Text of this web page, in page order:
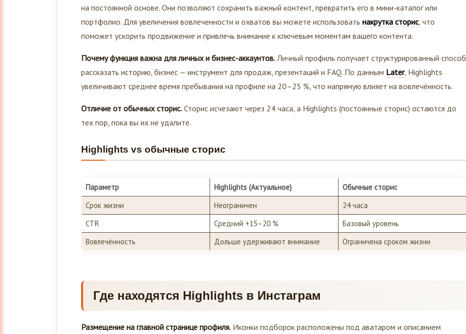
на постоянной основе. Они позволяют сохранить важный контент, превратить его в мини-каталог или
портфолио. Для увеличения вовлеченности и охватов вы можете использовать накрутка сторис, что
поможет ускорить продвижение и привлечь внимание к ключевым моментам вашего контента.
Почему функция важна для личных и бизнес-аккаунтов. Личный профиль получает структурированный способ
рассказать историю, бизнес — инструмент для продаж, презентаций и FAQ. По данным Later, Highlights
увеличивают среднее время пребывания на профиле на 20–25 %, что напрямую влияет на вовлечённость.
Отличие от обычных сторис. Сторис исчезают через 24 часа, а Highlights (постоянные сторис) остаются до
тех пор, пока вы их не удалите.
Highlights vs обычные сторис
Параметр Highlights (Актуальное)
Обычные сторис
Срок жизни
Неограничен
24 часа
CTR
Средний +15–20 %
Базовый уровень
Вовлечённость
Дольше удерживают внимание Ограничена сроком жизни
Где находятся Highlights в Инстаграм
Размещение на главной странице профиля. Иконки подборок расположены под аватаром и описанием